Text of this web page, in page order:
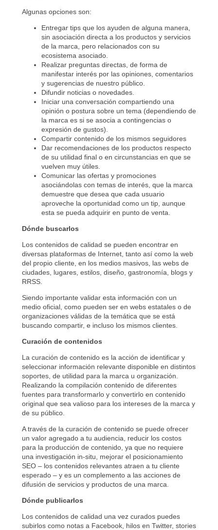
Algunas opciones son:
Entregar tips que los ayuden de alguna manera,
sin asociación directa a los productos y servicios
de la marca, pero relacionados con su
ecosistema asociado.
Realizar preguntas directas, de forma de
manifestar interés por las opiniones, comentarios
y sugerencias de nuestro público.
Difundir noticias o novedades.
Iniciar una conversación compartiendo una
opinión o postura sobre un tema (dependiendo de
la marca es si se asocia a contingencias o
expresión de gustos).
Compartir contenido de los mismos seguidores
Dar recomendaciones de los productos respecto
de su utilidad final o en circunstancias en que se
vuelven muy útiles.
Comunicar las ofertas y promociones
asociándolas con temas de interés, que la marca
demuestre que desea que cada usuario
aproveche la oportunidad como un tip, aunque
esta se pueda adquirir en punto de venta.
Dónde buscarlos
Los contenidos de calidad se pueden encontrar en
diversas plataformas de Internet, tanto así como la web
del propio cliente, en los medios masivos, las webs de
ciudades, lugares, estilos, diseño, gastronomía, blogs y
RRSS.
Siendo importante validar esta información con un
medio oficial, como pueden ser en webs estatales o de
organizaciones válidas de la temática que se está
buscando compartir, e incluso los mismos clientes.
Curación de contenidos
La curación de contenido es la acción de identificar y
seleccionar información relevante disponible en distintos
soportes, de utilidad para la marca u organización.
Realizando la compilación contenido de diferentes
fuentes para transformarlo y convertirlo en contenido
original que sea valioso para los intereses de la marca y
de su público.
A través de la curación de contenido se puede ofrecer
un valor agregado a tu audiencia, reducir los costos
para la producción de contenido, ya que no requiere
una investigación in-situ, mejorar el posicionamiento
SEO – los contenidos relevantes atraen a tu cliente
esperado – y es un complemento a las acciones de
difusión de servicios y productos de una marca.
Dónde publicarlos
Los contenidos de calidad una vez curados puedes
subirlos como notas a Facebook, hilos en Twitter, stories